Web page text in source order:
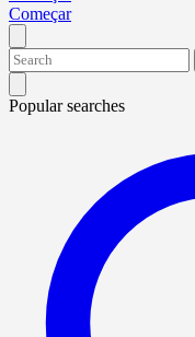
Começar
Popular searches